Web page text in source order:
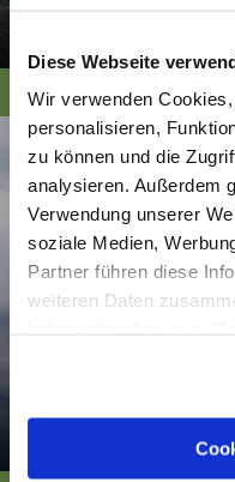
Diese Webseite
Wir verwenden
personalisieren,
zu können und die
analysieren. Außerdem
Verwendung unserer
soziale Medien,
Partner führen diese
weiteren Daten
Cookies, wenn Sie